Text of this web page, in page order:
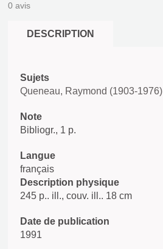
0 avis
DESCRIPTION
Sujets
Queneau, Raymond (1903-1976)
Note
Bibliogr., 1 p.
Langue
français
Description physique
245 p.. ill., couv. ill.. 18 cm
Date de publication
1991